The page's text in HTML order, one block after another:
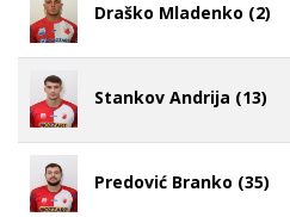
Draško Mladenko (2)
Stankov Andrija (13)
Predović Branko (35)